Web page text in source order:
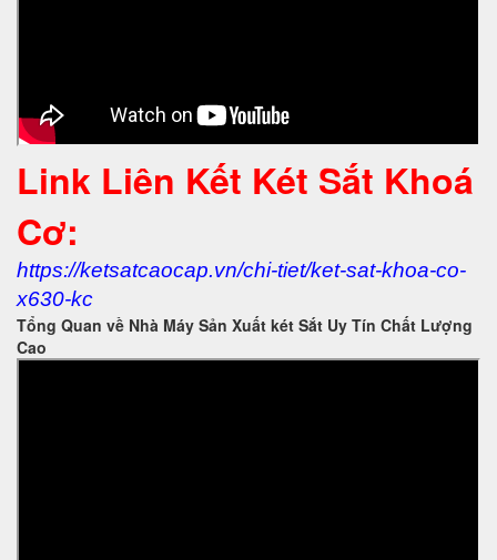
Link Liên Kết Két Sắt Khoá
Cơ:
https://ketsatcaocap.vn/chi-tiet/ket-sat-khoa-co-
x630-kc
Tổng Quan về Nhà Máy Sản Xuất két Sắt Uy Tín Chất Lượng
Cao